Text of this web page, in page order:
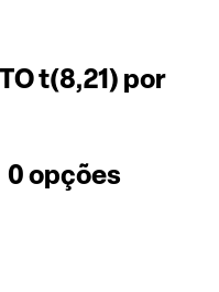
t(8,21) por
0 opções